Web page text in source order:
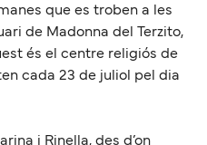
que es troben a les
de Madonna del Terzito,
és el centre religiós de
cada 23 de juliol pel dia
i Rinella, des d’on